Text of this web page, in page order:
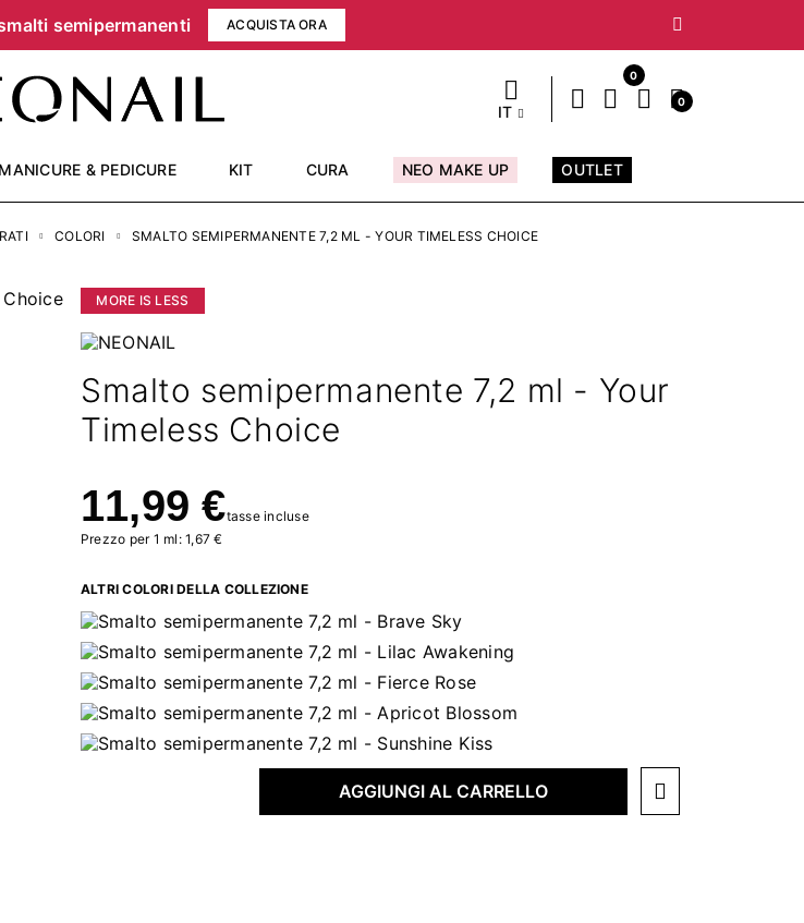
semipermanenti ACQUISTA ORA
IT
0
0
MANICURE & PEDICURE KIT CURA NEO MAKE UP OUTLET
COLORI SMALTO SEMIPERMANENTE 7,2 ML - YOUR TIMELESS CHOICE
MORE IS LESS
Smalto semipermanente 7,2 ml - Your
Timeless Choice
11,99 €tasse incluse
Prezzo per 1 ml: 1,67 €
ALTRI COLORI DELLA COLLEZIONE
AGGIUNGI AL CARRELLO